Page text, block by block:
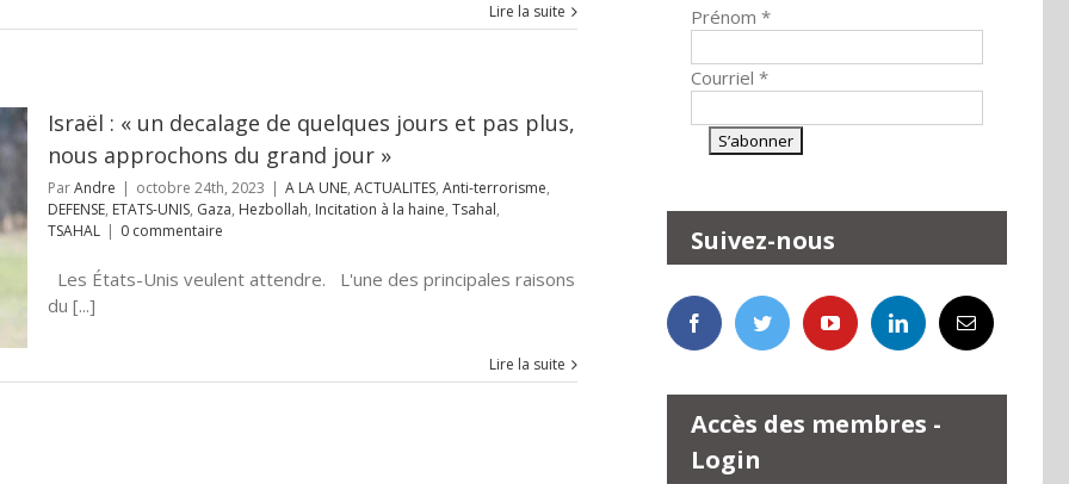
Lire la suite
Israël : « un decalage de quelques jours et pas plus,
nous approchons du grand jour »
ParAndre | octobre 24th, 2023 | A LA UNE, ACTUALITES, Anti-terrorisme,
DEFENSE, ETATS-UNIS, Gaza, Hezbollah, Incitation à la haine, Tsahal,
TSAHAL | 0 commentaire
Les États-Unis veulent attendre. L'une des principales raisons
du [...]
Lire la suite
Prénom *
Courriel *
Suivez-nous
Accès des membres -
Login